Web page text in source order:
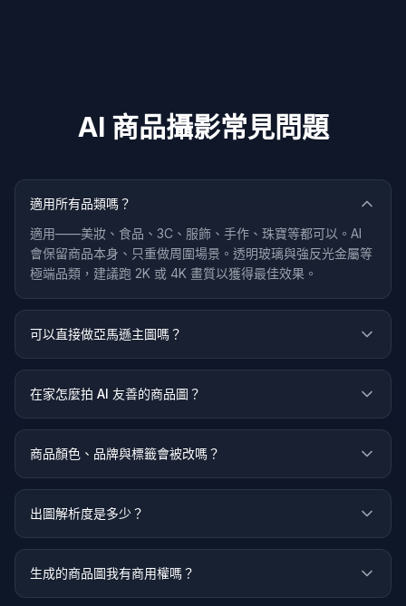
AI 商品攝影常見問題
適用所有品類嗎？
適用——美妝、食品、3C、服飾、手作、珠寶等都可以。AI
會保留商品本身、只重做周圍場景。透明玻璃與強反光金屬等
極端品類，建議跑 2K 或 4K 畫質以獲得最佳效果。
可以直接做亞馬遜主圖嗎？
在家怎麼拍 AI 友善的商品圖？
商品顏色、品牌與標籤會被改嗎？
出圖解析度是多少？
生成的商品圖我有商用權嗎？